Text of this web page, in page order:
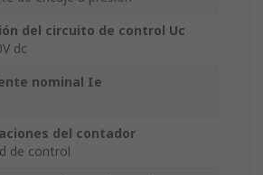
del circuito de control Uc
dc
nominal Ie
del contador
de control